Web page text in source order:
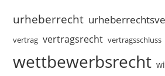
urheberrecht
vertrag vertragsrecht vertragsschluss
wettbewerbsrecht